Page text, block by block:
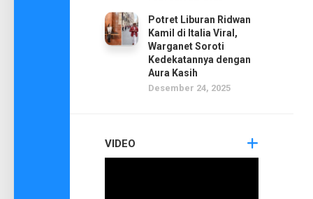
Potret Liburan Ridwan
Kamil di Italia Viral,
Warganet Soroti
Kedekatannya dengan
Aura Kasih
Desember 24, 2025
VIDEO